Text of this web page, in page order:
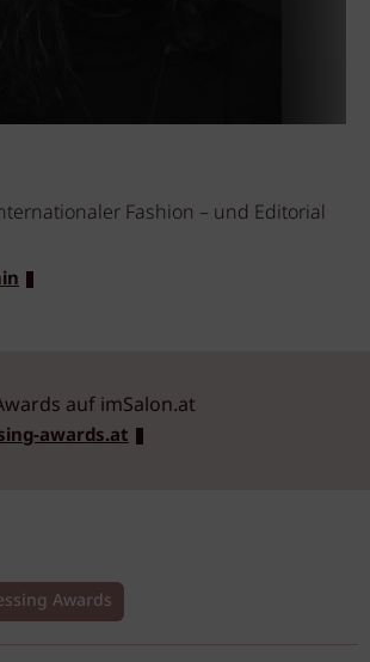
Fashion – und Editorial
auf imSalon.at
awards.at
Awards